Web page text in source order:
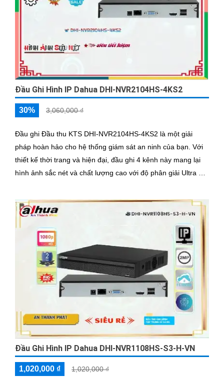
Đầu Ghi Hình IP Dahua DHI-NVR2104HS-4KS2
30% 3,060,000 ₫
Đầu ghi Đầu thu KTS DHI-NVR2104HS-4KS2 là một giải
pháp hoàn hảo cho hệ thống giám sát an ninh của bạn. Với
thiết kế thời trang và hiện đại, đầu ghi 4 kênh này mang lại
hình ảnh sắc nét và chất lượng cao với độ phân giải Ultra 4k
Đầu Ghi Hình IP Dahua DHI-NVR1108HS-S3-H-VN
1,020,000 ₫ 1,020,000 ₫